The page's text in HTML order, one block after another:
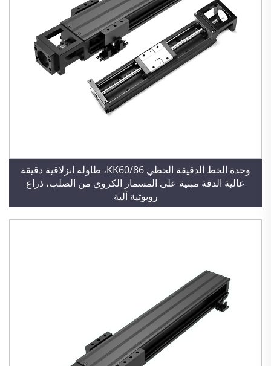
وحدة الخط الدقيقة الخطي KK60/86، طاولة انزلاقية دقيقة
عالية الدقة مبنية على المسمار الكروي من الصلب، ذراع
روبوتية آلية